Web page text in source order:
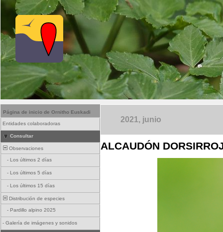
Página de inicio de Ornitho Euskadi
Entidades colaboradoras
Consultar
Observaciones
- Los últimos 2 días
- Los últimos 5 días
- Los últimos 15 días
Distribución de especies
- Pardillo alpino 2025
- Galería de imágenes y sonidos
2021, junio
ALCAUDÓN